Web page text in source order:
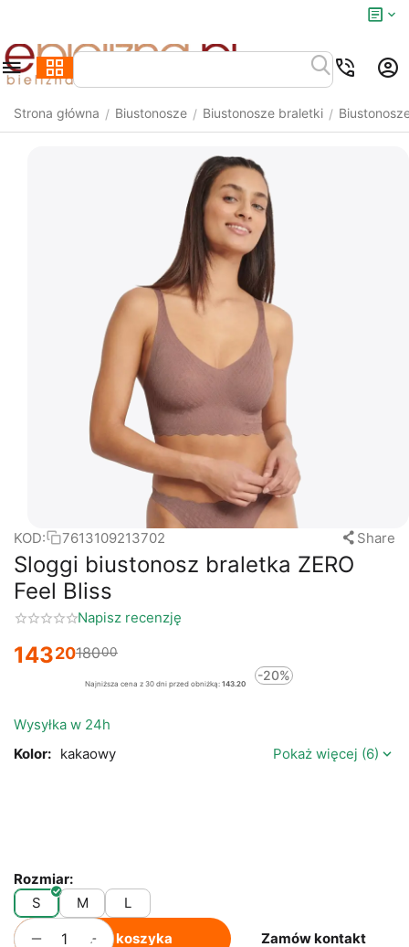
Strona główna / Biustonosze / Biustonosze braletki /
KOD: 7613109213702 Share
Sloggi biustonosz braletka ZERO
Feel Bliss
Napisz recenzję
1432018000
Najniższa cena z 30 dni przed obniżką: 143.20
-20%
Wysyłka w 24h
Kolor: kakaowy Pokaż więcej (6)
Rozmiar:
S
M L
+
− Do koszyka
Zamów kontakt